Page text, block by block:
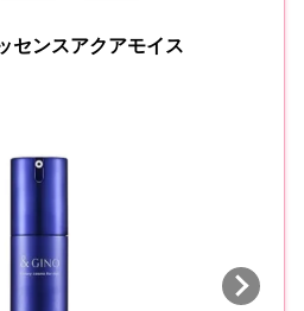
センスアクアモイス